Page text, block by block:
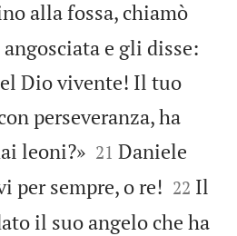
alla fossa, chiamò
e gli disse:
Dio vivente! Il tuo
perseveranza, ha
leoni?»
21 Daniele
per sempre, o re! 

22 Il
il suo angelo che ha